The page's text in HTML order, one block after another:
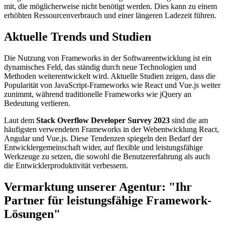
mit, die möglicherweise nicht benötigt werden. Dies kann zu einem
erhöhten Ressourcenverbrauch und einer längeren Ladezeit führen.
Aktuelle Trends und Studien
Die Nutzung von Frameworks in der Softwareentwicklung ist ein
dynamisches Feld, das ständig durch neue Technologien und
Methoden weiterentwickelt wird. Aktuelle Studien zeigen, dass die
Popularität von JavaScript-Frameworks wie React und Vue.js weiter
zunimmt, während traditionelle Frameworks wie jQuery an
Bedeutung verlieren.
Laut dem Stack Overflow Developer Survey 2023 sind die am
häufigsten verwendeten Frameworks in der Webentwicklung React,
Angular und Vue.js. Diese Tendenzen spiegeln den Bedarf der
Entwicklergemeinschaft wider, auf flexible und leistungsfähige
Werkzeuge zu setzen, die sowohl die Benutzererfahrung als auch
die Entwicklerproduktivität verbessern.
Vermarktung unserer Agentur: "Ihr
Partner für leistungsfähige Framework-
Lösungen"